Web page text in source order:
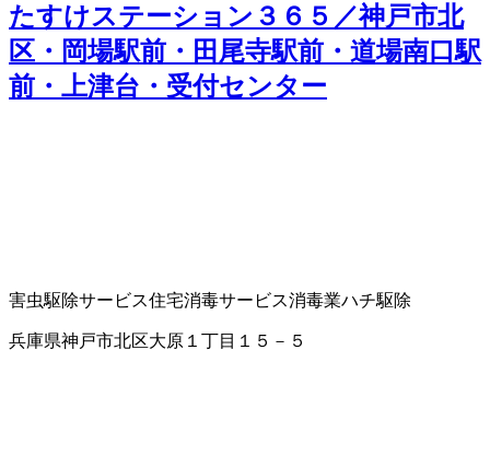
たすけステーション３６５／神戸市北
区・岡場駅前・田尾寺駅前・道場南口駅
前・上津台・受付センター
害虫駆除サービス住宅消毒サービス消毒業ハチ駆除
兵庫県神戸市北区大原１丁目１５－５